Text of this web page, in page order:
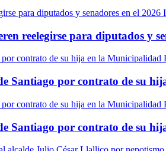
reelegirse para diputados y
Santiago por contrato de su
Santiago por contrato de su